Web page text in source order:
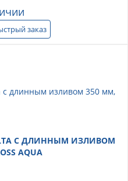
заказ
С ДЛИННЫМ ИЗЛИВОМ
AQUA